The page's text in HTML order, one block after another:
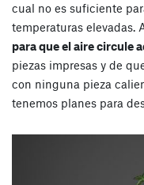
cual no es suficiente
temperaturas elevadas.
para que el aire circule
piezas impresas y de
con ninguna pieza
tenemos planes para